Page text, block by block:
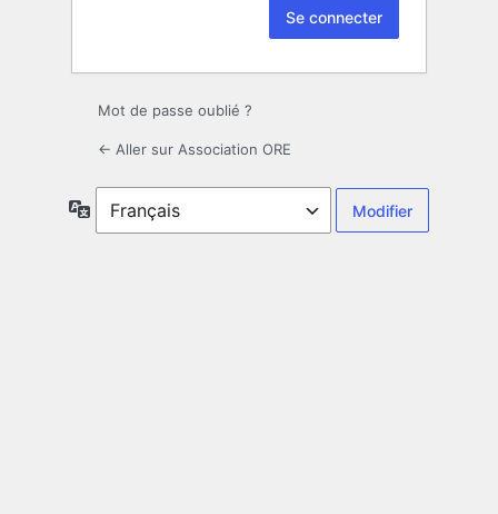
Mot de passe oublié ?
← Aller sur Association ORE
Langue